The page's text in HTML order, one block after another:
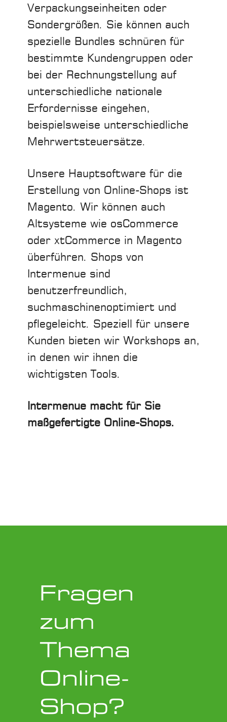
Verpackungseinheiten oder
Sondergrößen. Sie können auch
spezielle Bundles schnüren für
bestimmte Kundengruppen oder
bei der Rechnungstellung auf
unterschiedliche nationale
Erfordernisse eingehen,
beispielsweise unterschiedliche
Mehrwertsteuersätze.
Unsere Hauptsoftware für die
Erstellung von Online-Shops ist
Magento. Wir können auch
Altsysteme wie osCommerce
oder xtCommerce in Magento
überführen. Shops von
Intermenue sind
benutzerfreundlich,
suchmaschinenoptimiert und
pflegeleicht. Speziell für unsere
Kunden bieten wir Workshops an,
in denen wir ihnen die
wichtigsten Tools.
Intermenue macht für Sie
maßgefertigte Online-Shops.
Fragen
zum
Thema
Online-
Shop?